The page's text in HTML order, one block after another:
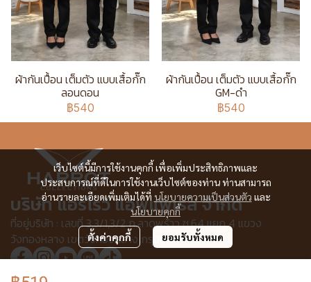
ผ้ากันเปื้อน เต็มตัว แบบเสื้อกั๊ก
ลอนดอน
฿540
ผ้ากันเปื้อน เต็มตัว แบบเสื้อกั๊ก
GM-ดำ
฿540
เว็บไซต์นี้มีการใช้งานคุกกี้ เพื่อเพิ่มประสิทธิภาพและ
ประสบการณ์ที่ดีในการใช้งานเว็บไซต์ของท่าน ท่านสามารถ
อ่านรายละเอียดเพิ่มเติมได้ที่ นโยบายความเป็นส่วนตัว และ
นโยบายคุกกี้
ตั้งค่าคุกกี้ ยอมรับทั้งหมด
บริษัท แอร์โรว์ แอพแพเรล จำกัด
ที่อยู่บริษัท : เลขที่ 3,3/1,3/2 ก.ลาดพร้าว ซ.64 แยก 4 แขวง
วังทองหลาง เขตวังทองหลาง กรุงเทพฯ 10310